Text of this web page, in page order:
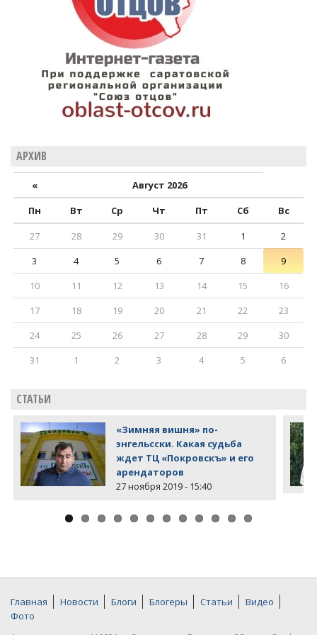
АРХИВ
«
Август 2026
Пн
Вт Ср Чт Пт Сб
Вс
27
28 29 30 31 1
2
3
4 5 6 7 8
9
10
11 12 13 14 15
16
17
18 19 20 21 22
23
24
25 26 27 28 29
30
31
1 2 3 4 5 6
СТАТЬИ
«Зимняя вишня» по-
энгельсски. Какая судьба
ждет ТЦ «Покровскъ» и его
арендаторов
27 ноября 2019 - 15:40
Главная Новости Блоги Блогеры Статьи
Видео
Фото